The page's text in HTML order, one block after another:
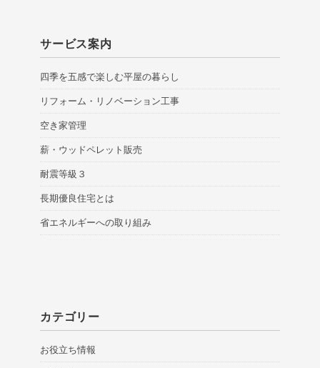
サービス案内
四季を五感で楽しむ平屋の暮らし
リフォーム・リノベーション工事
空き家管理
薪・ウッドペレット販売
耐震等級３
長期優良住宅とは
省エネルギーへの取り組み
カテゴリー
お役立ち情報